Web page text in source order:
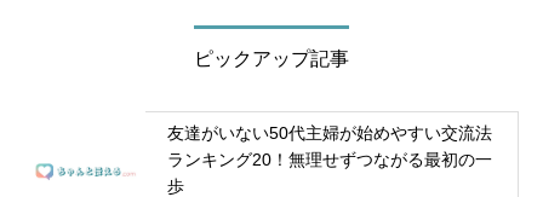
ピックアップ記事
友達がいない50代主婦が始めやすい交流法
ランキング20！無理せずつながる最初の一
歩